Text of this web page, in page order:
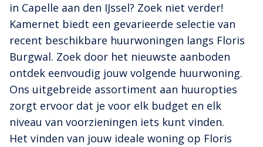
in Capelle aan den IJssel? Zoek niet verder!
Kamernet biedt een gevarieerde selectie van
recent beschikbare huurwoningen langs Floris
Burgwal. Zoek door het nieuwste aanboden
ontdek eenvoudig jouw volgende huurwoning.
Ons uitgebreide assortiment aan huuropties
zorgt ervoor dat je voor elk budget en elk
niveau van voorzieningen iets kunt vinden.
Het vinden van jouw ideale woning op Floris